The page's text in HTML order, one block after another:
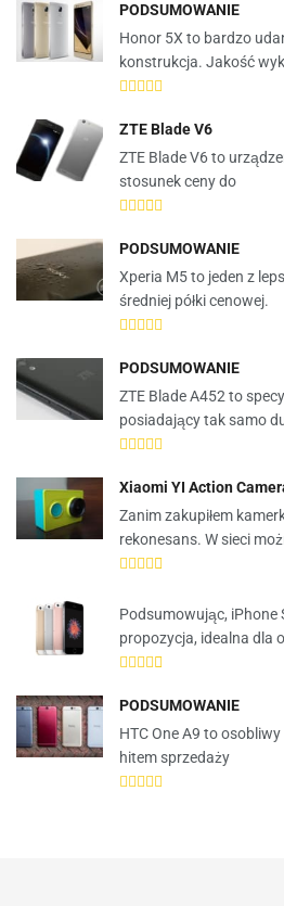
PODSUMOWANIE
Honor 5X to bardzo
konstrukcja. Jakość
ZTE Blade V6
ZTE Blade V6 to
stosunek ceny do
PODSUMOWANIE
Xperia M5 to jeden z
średniej półki cenowej.
PODSUMOWANIE
ZTE Blade A452 to
posiadający tak samo
Xiaomi YI Action
Zanim zakupiłem
rekonesans. W sieci
Podsumowując, iPhone
propozycja, idealna dla
PODSUMOWANIE
HTC One A9 to
hitem sprzedaży